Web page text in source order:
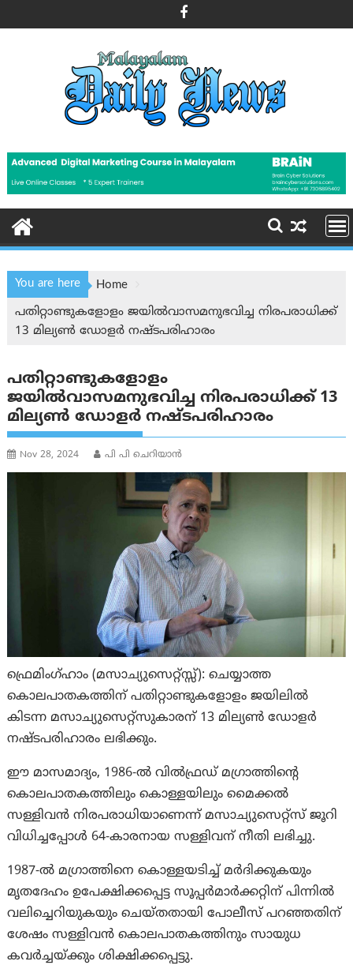
to
You are here
Home
പതിറ്റാണ്ടുകളോളം ജയില്‍‌വാസമനുഭവിച്ച നിരപരാധിക്ക്
13 മില്യണ്‍ ഡോളര്‍ നഷ്ടപരിഹാരം
പതിറ്റാണ്ടുകളോളം
ജയില്‍‌വാസമനുഭവിച്ച നിരപരാധിക്ക് 13
മില്യണ്‍ ഡോളര്‍ നഷ്ടപരിഹാരം
Nov 28, 2024 പി പി ചെറിയാൻ
ഫ്രെമിംഗ്ഹാം (മസാച്യുസെറ്റ്‌സ്സ്): ചെയ്യാത്ത
കൊലപാതകത്തിന് പതിറ്റാണ്ടുകളോളം ജയിലിൽ
കിടന്ന മസാച്യുസെറ്റ്‌സുകാരന് 13 മില്യൺ ഡോളര്‍
നഷ്ടപരിഹാരം ലഭിക്കും.
ഈ മാസമാദ്യം, 1986-ൽ വിൽഫ്രഡ് മഗ്രാത്തിൻ്റെ
കൊലപാതകത്തിലും കൊള്ളയിലും മൈക്കൽ
സള്ളിവൻ നിരപരാധിയാണെന്ന് മസാച്യുസെറ്റ്‌സ് ജൂറി
വിധിച്ചപ്പോൾ 64-കാരനായ സള്ളിവന് നീതി ലഭിച്ചു.
1987-ൽ മഗ്രാത്തിനെ കൊള്ളയടിച്ച് മർദിക്കുകയും
മൃതദേഹം ഉപേക്ഷിക്കപ്പെട്ട സൂപ്പർമാർക്കറ്റിന് പിന്നിൽ
വലിച്ചെറിയുകയും ചെയ്തതായി പോലീസ് പറഞ്ഞതിന്
ശേഷം സള്ളിവൻ കൊലപാതകത്തിനും സായുധ
കവർച്ചയ്ക്കും ശിക്ഷിക്കപ്പെട്ടു.